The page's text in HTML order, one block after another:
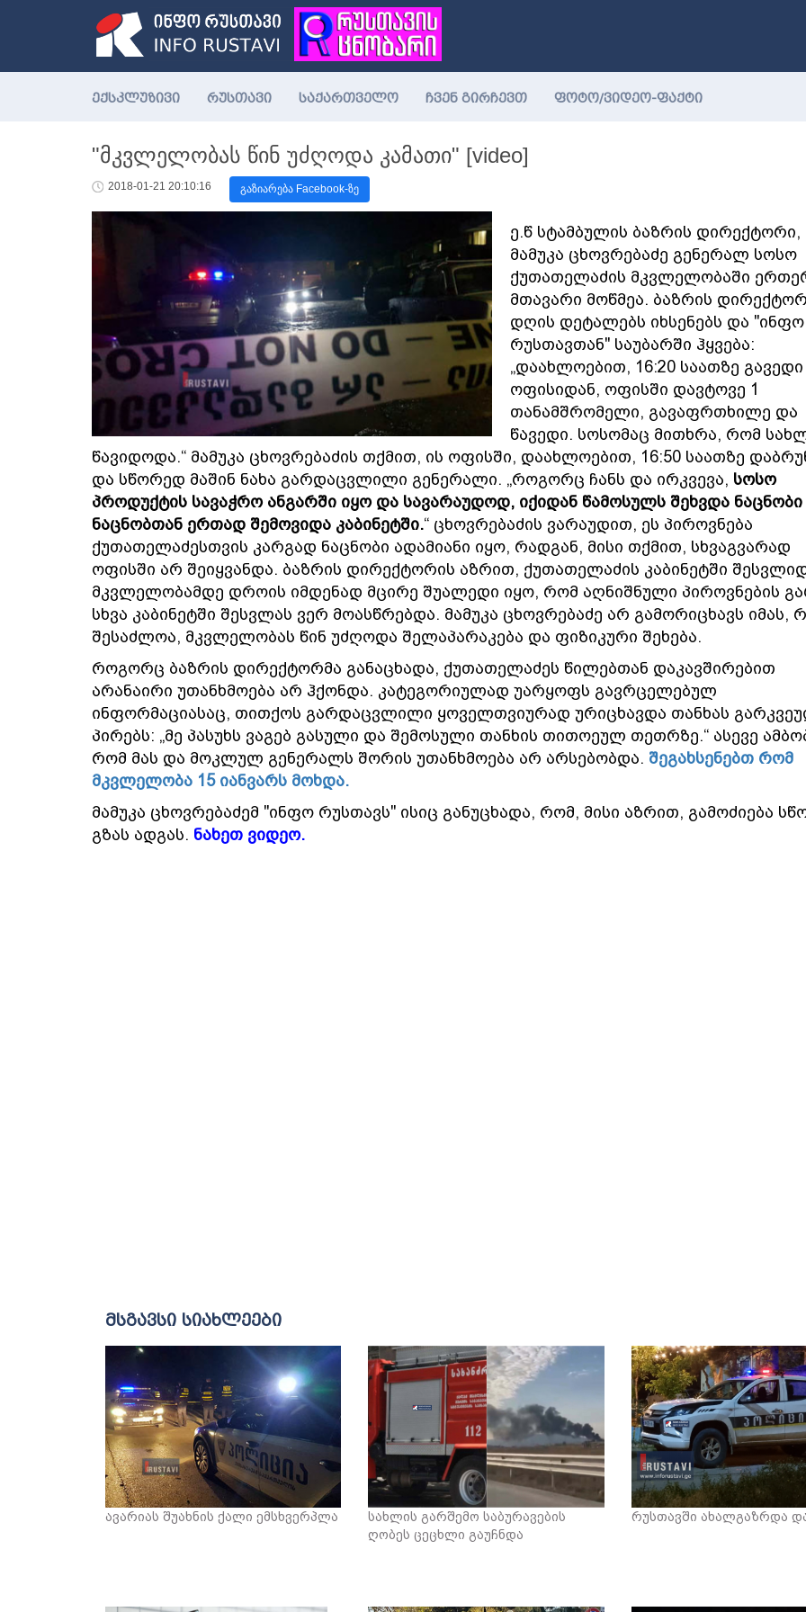
ექსკლუზივი რუსთავი საქართველო ჩვენ გირჩევთ ფოტო/ვიდეო-ფაქტი
"მკვლელობას წინ უძღოდა კამათი" [video]
2018-01-21 20:10:16 გაზიარება Facebook-ზე
ე.წ სტამბულის ბაზრის დირექტორი,
მამუკა ცხოვრებაძე გენერალ სოსო
ქუთათელაძის მკვლელობაში
მთავარი მოწმეა. ბაზრის
დღის დეტალებს იხსენებს და "ინფო
რუსთავთან" საუბარში ჰყვება:
„დაახლოებით, 16:20 საათზე გავედი
ოფისიდან, ოფისში დავტოვე 1
თანამშრომელი, გავაფრთხილე და
წავედი. სოსომაც მითხრა, რომ
წავიდოდა.“ მამუკა ცხოვრებაძის თქმით, ის ოფისში, დაახლოებით, 16:50 საათზე
და სწორედ მაშინ ნახა გარდაცვლილი გენერალი. „როგორც ჩანს და ირკვევა, სოსო
პროდუქტის სავაჭრო ანგარში იყო და სავარაუდოდ, იქიდან წამოსულს შეხვდა
ნაცნობთან ერთად შემოვიდა კაბინეტში.“ ცხოვრებაძის ვარაუდით, ეს პიროვნება
ქუთათელაძესთვის კარგად ნაცნობი ადამიანი იყო, რადგან, მისი თქმით, სხვაგვარად
ოფისში არ შეიყვანდა. ბაზრის დირექტორის აზრით, ქუთათელაძის კაბინეტში
მკვლელობამდე დროის იმდენად მცირე შუალედი იყო, რომ აღნიშნული პიროვნების
სხვა კაბინეტში შესვლას ვერ მოასწრებდა. მამუკა ცხოვრებაძე არ გამორიცხავს იმას,
შესაძლოა, მკვლელობას წინ უძღოდა შელაპარაკება და ფიზიკური შეხება.
როგორც ბაზრის დირექტორმა განაცხადა, ქუთათელაძეს წილებთან დაკავშირებით
არანაირი უთანხმოება არ ჰქონდა. კატეგორიულად უარყოფს გავრცელებულ
ინფორმაციასაც, თითქოს გარდაცვლილი ყოველთვიურად ურიცხავდა თანხას
პირებს: „მე პასუხს ვაგებ გასული და შემოსული თანხის თითოეულ თეთრზე.“ ასევე
რომ მას და მოკლულ გენერალს შორის უთანხმოება არ არსებობდა. შეგახსენებთ რომ
მკვლელობა 15 იანვარს მოხდა.
მამუკა ცხოვრებაძემ "ინფო რუსთავს" ისიც განუცხადა, რომ, მისი აზრით, გამოძიება
გზას ადგას. ნახეთ ვიდეო.
მსგავსი სიახლეები
ავარიას შუახნის ქალი ემსხვერპლა
სახლის გარშემო საბურავების
ღობეს ცეცხლი გაუჩნდა
რუსთავში ახალგაზრდა